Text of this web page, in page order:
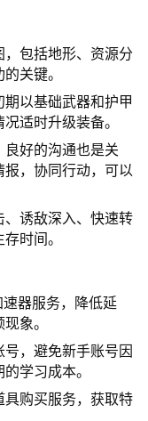
，包括地形、资源分
关键。
以基础武器和护甲
适时升级装备。
良好的沟通也是关
，协同行动，可以
、诱敌深入、快速转
时间。
器服务，降低延
象。
，避免新手账号因
学习成本。
具购买服务，获取特